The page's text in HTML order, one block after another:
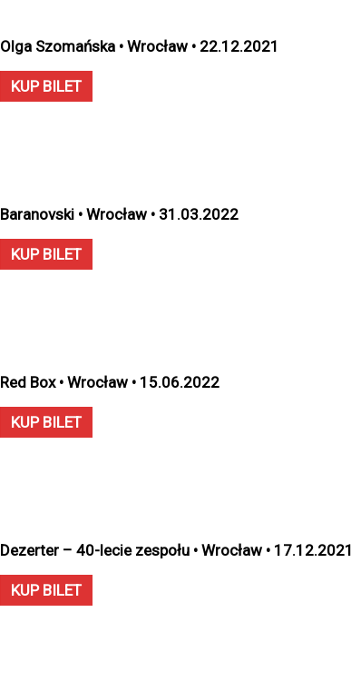
Olga Szomańska • Wrocław • 22.12.2021
KUP BILET
Baranovski • Wrocław • 31.03.2022
KUP BILET
Red Box • Wrocław • 15.06.2022
KUP BILET
Dezerter – 40-lecie zespołu • Wrocław • 17.12.2021
KUP BILET